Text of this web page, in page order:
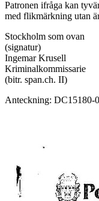
Patronen ifråga kan
med flikmärkning utan
Stockholm som ovan
(signatur)
Ingemar Krusell
Kriminalkommissarie
(bitr. span.ch. II)
Anteckning: DC15180-